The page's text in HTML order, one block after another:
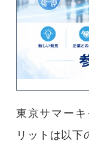
東京サマー
リットは以下